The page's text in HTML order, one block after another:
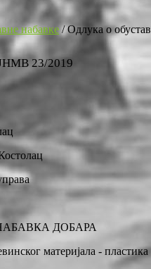
набавке/Одлука о
ЈНМВ 23/2019
НАБАВКА ДОБАРА
материјала -